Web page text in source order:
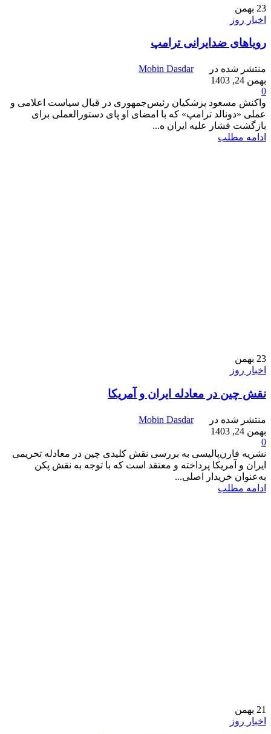
23 بهمن
اخبار روز
رویاهای ضدایرانی ترامپ
منتشر شده در
Mobin Dasdar
بهمن 24, 1403
0
واکنش مسعود پزشکیان رئیس‌جمهوری در قبال سیاست اعلامی و
عملی «دونالد ترامپ» که با امضای او پای دستورالعملی برای
بازگشت فشار علیه ایران ه...
ادامه مطلب
23 بهمن
اخبار روز
نقش چین در معادله ایران و آمریکا
منتشر شده در
Mobin Dasdar
بهمن 24, 1403
0
نشریه فارن‌پالیسی به بررسی نقش کلیدی چین در معادله تحریمی
ایران و آمریکا پرداخته و معتقد است که با توجه به نقش پکن
به‌عنوان خریدار اصلی...
ادامه مطلب
21 بهمن
اخبار روز